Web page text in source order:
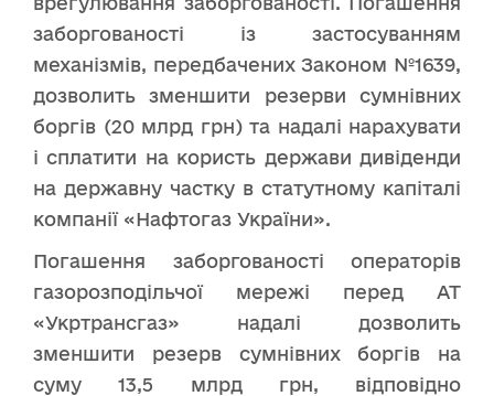
заборгованості із застосуванням
механізмів, передбачених Законом №1639,
дозволить зменшити резерви сумнівних
боргів (20 млрд грн) та надалі нарахувати
і сплатити на користь держави дивіденди
на державну частку в статутному капіталі
компанії «Нафтогаз України».
Погашення заборгованості операторів
газорозподільчої мережі перед АТ
«Укртрансгаз» надалі дозволить
зменшити резерв сумнівних боргів на
суму 13,5 млрд грн, відповідно